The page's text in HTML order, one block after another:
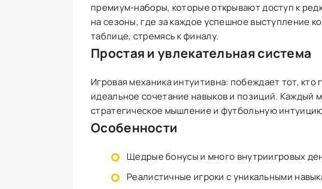
премиум-наборы, которые открывают доступ к
на сезоны, где за каждое успешное выступление
таблице, стремясь к финалу.
Простая и увлекательная система
Игровая механика интуитивна: побеждает тот,
идеальное сочетание навыков и позиций. Каждый
стратегическое мышление и футбольную
Особенности
Щедрые бонусы и много внутриигровых
Реалистичные игроки с уникальными